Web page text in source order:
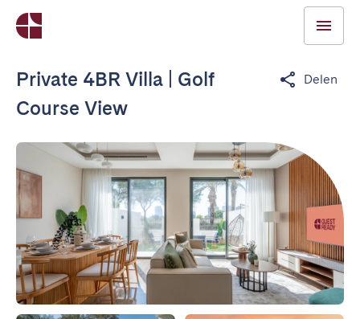
Private 4BR Villa | Golf
Course View
Delen